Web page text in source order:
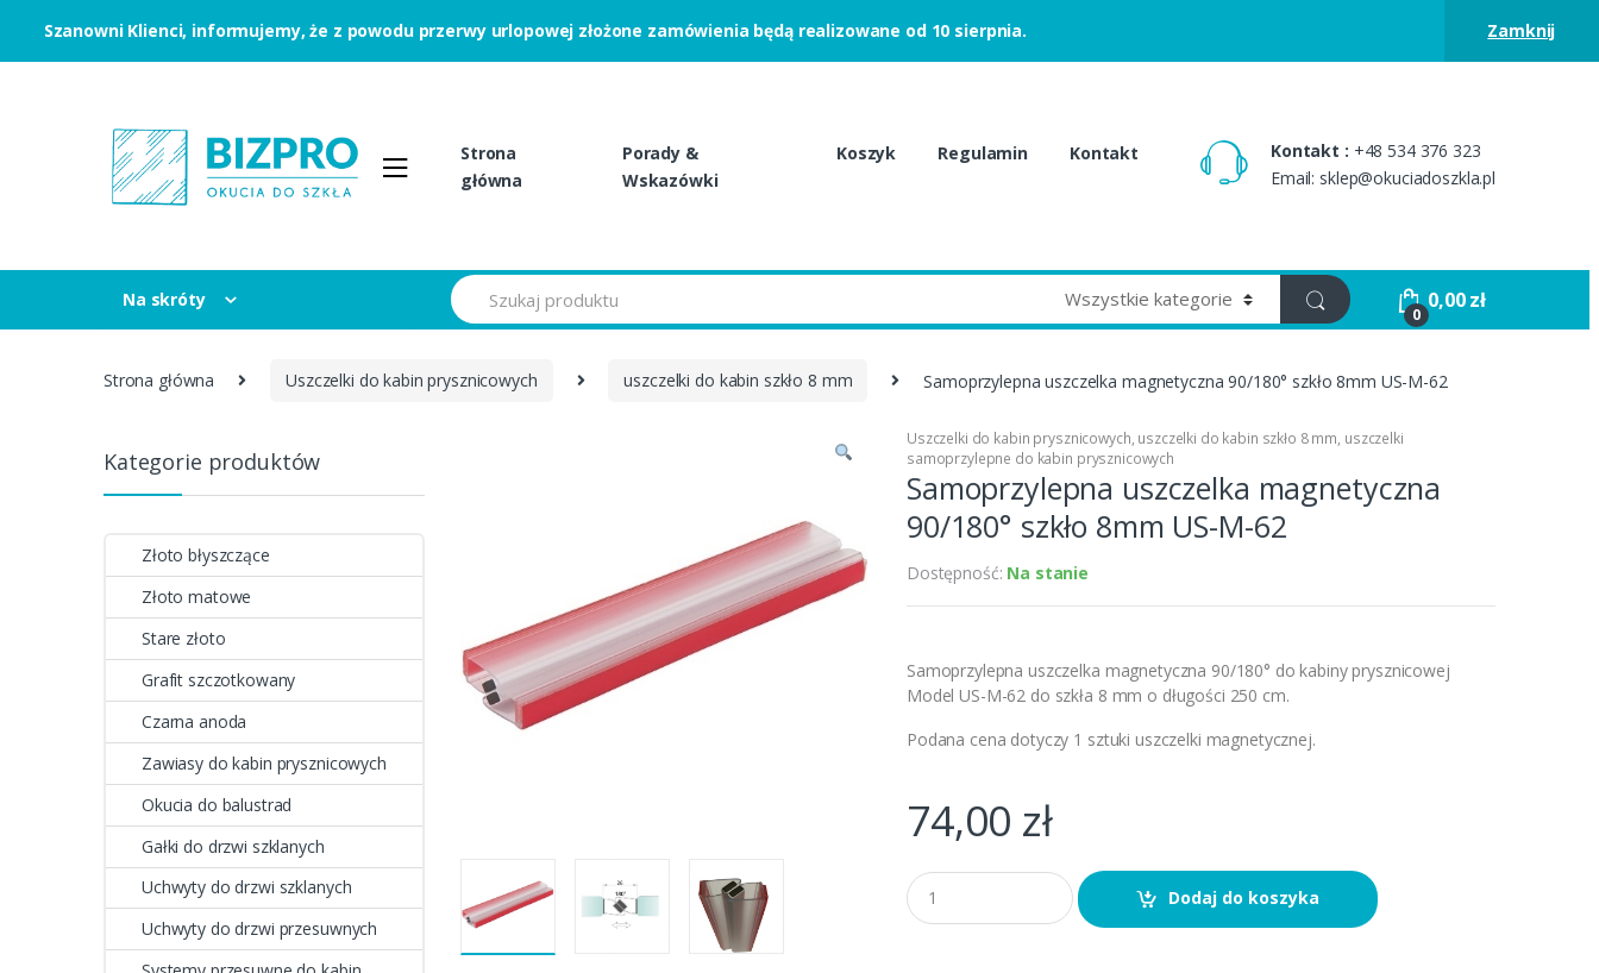
Skip to navigation
Skip to content
Strona
główna
Porady &
Wskazówki
Koszyk Regulamin Kontakt Kontakt : +48 534 376 323
Email: sklep@okuciadoszkla.pl
Na skróty
S
e
a
h
0
0,00zł
Strona główna Uszczelki do kabin prysznicowych uszczelki do kabin szkło 8 mm Samoprzylepna uszczelka magnetyczna 90/180° szkło 8mm US-M-62
Uszczelki do kabin prysznicowych, uszczelki do kabin szkło 8 mm, uszczelki
samoprzylepne do kabin prysznicowych
Samoprzylepna uszczelka magnetyczna
90/180° szkło 8mm US-M-62
Dostępność: Na stanie
Samoprzylepna uszczelka magnetyczna 90/180° do kabiny prysznicowej
Model US-M-62 do szkła 8 mm o długości 250 cm.
Podana cena dotyczy 1 sztuki uszczelki magnetycznej.
74,00 zł
Q
u
a
Dodaj do koszyka
Kategorie produktów
Złoto błyszczące
Złoto matowe
Stare złoto
Grafit szczotkowany
Czarna anoda
Zawiasy do kabin prysznicowych
Okucia do balustrad
Gałki do drzwi szklanych
Uchwyty do drzwi szklanych
Uchwyty do drzwi przesuwnych
Szanowni Klienci, informujemy, że z powodu przerwy urlopowej złożone zamówienia będą realizowane od 10 sierpnia. Zamknij